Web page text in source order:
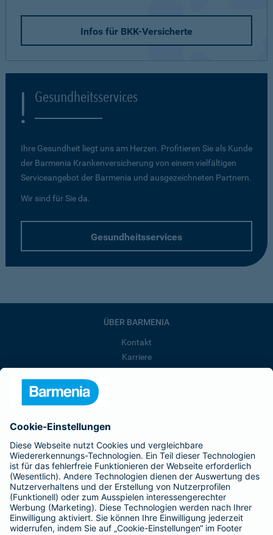
Infos für BKK-Versicherte
Gesundheitsservices
Ihre Gesundheit liegt uns am Herzen. Profitieren Sie als Kunde
der Barmenia Krankenversicherung von einem vielfältigen
Serviceangebot der Barmenia und ausgezeichneten Partnern.
Wir sind für Sie da.
Gesundheitsservices
ÜBER BARMENIA
Kontakt
Karriere
Barmenia ist Teil der BarmeniaGothaer
BELIEBTE SEITEN
Kranken-Zusatzversicherung
Tierversicherungen
Haftpflichtversicherung
Hausratversicherung